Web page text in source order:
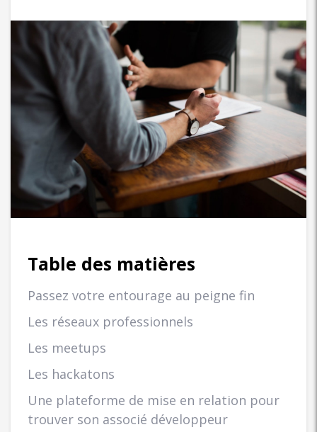
Table des matières
Passez votre entourage au peigne fin
Les réseaux professionnels
Les meetups
Les hackatons
Une plateforme de mise en relation pour
trouver son associé développeur